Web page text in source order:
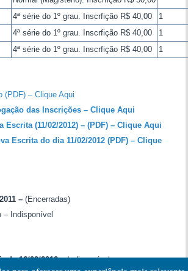
4ª série do 1º grau. Inscrfição R$ 40,00
1
4ª série do 1º grau. Inscrfição R$ 40,00
1
4ª série do 1º grau. Inscrfição R$ 40,00 1
(PDF) – Clique Aqui
das Inscrições – Clique Aqui
Escrita (11/02/2012) – (PDF) – Clique Aqui
Escrita do dia 11/02/2012 (PDF) – Clique
–(Encerradas)
– Indisponível
de 16/02/2012 –Indisponível